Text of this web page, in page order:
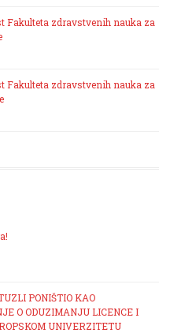
Fakulteta zdravstvenih nauka za
Fakulteta zdravstvenih nauka za
PONIŠTIO KAO
O ODUZIMANJU LICENCE I
UNIVERZITETU